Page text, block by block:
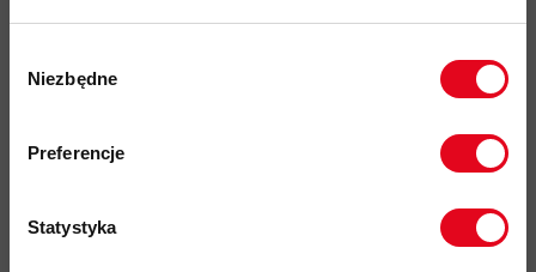
zgody
Niezbędne
Preferencje
Statystyka